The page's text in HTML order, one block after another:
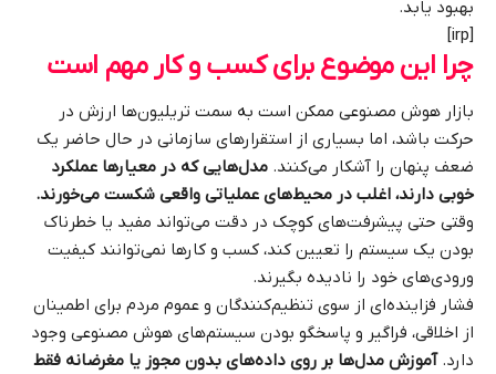
بهبود یابد.
[irp]
چرا این موضوع برای کسب و کار مهم است
بازار هوش مصنوعی ممکن است به سمت تریلیون‌ها ارزش در
حرکت باشد، اما بسیاری از استقرارهای سازمانی در حال حاضر یک
ضعف پنهان را آشکار می‌کنند. مدل‌هایی که در معیارها عملکرد
خوبی دارند، اغلب در محیط‌های عملیاتی واقعی شکست می‌خورند.
وقتی حتی پیشرفت‌های کوچک در دقت می‌تواند مفید یا خطرناک
بودن یک سیستم را تعیین کند، کسب و کارها نمی‌توانند کیفیت
ورودی‌های خود را نادیده بگیرند.
فشار فزاینده‌ای از سوی تنظیم‌کنندگان و عموم مردم برای اطمینان
از اخلاقی، فراگیر و پاسخگو بودن سیستم‌های هوش مصنوعی وجود
دارد. آموزش مدل‌ها بر روی داده‌های بدون مجوز یا مغرضانه فقط